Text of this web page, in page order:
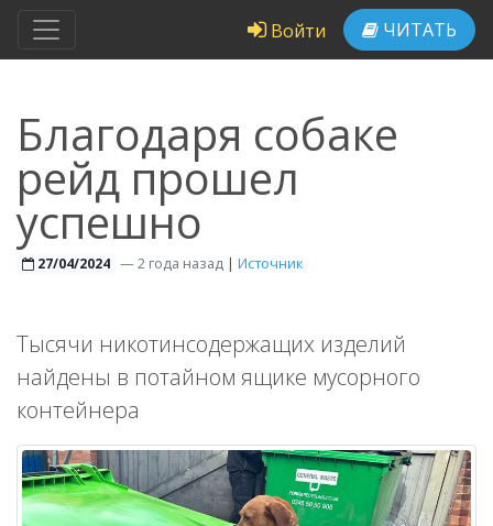
Войти ЧИТАТЬ
Благодаря собаке
рейд прошел
успешно
27/04/2024 —2 года назад | Источник
Тысячи никотинсодержащих изделий
найдены в потайном ящике мусорного
контейнера